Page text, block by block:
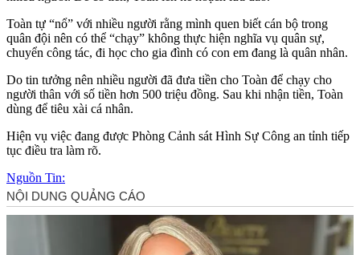
Toàn tự “nổ” với nhiều người rằng mình quen biết cán bộ trong
quân đội nên có thể “chạy” không thực hiện nghĩa vụ quân sự,
chuyển công tác, đi học cho gia đình có con em đang là quân nhân.
Do tin tưởng nên nhiều người đã đưa tiền cho Toàn để chạy cho
người thân với số tiền hơn 500 triệu đồng. Sau khi nhận tiền, Toàn
dùng để tiêu xài cá nhân.
Hiện vụ việc đang được Phòng Cảnh sát Hình Sự Công an tỉnh tiếp
tục điều tra làm rõ.
Nguồn Tin: